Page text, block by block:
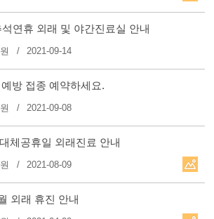
석연휴 외래 및 야간진료실 안내
2021-09-14
방 접종 예약하세요.
2021-09-08
체공휴일 외래진료 안내
2021-08-09
외래 휴진 안내